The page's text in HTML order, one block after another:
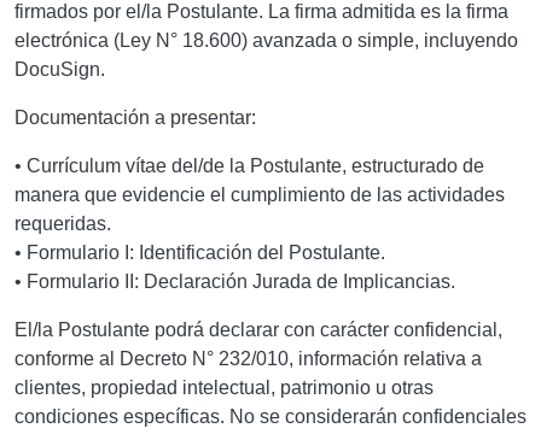
firmados por el/la Postulante. La firma admitida es la firma
electrónica (Ley N° 18.600) avanzada o simple, incluyendo
DocuSign.
Documentación a presentar:
• Currículum vítae del/de la Postulante, estructurado de
manera que evidencie el cumplimiento de las actividades
requeridas.
• Formulario I: Identificación del Postulante.
• Formulario II: Declaración Jurada de Implicancias.
El/la Postulante podrá declarar con carácter confidencial,
conforme al Decreto N° 232/010, información relativa a
clientes, propiedad intelectual, patrimonio u otras
condiciones específicas. No se considerarán confidenciales